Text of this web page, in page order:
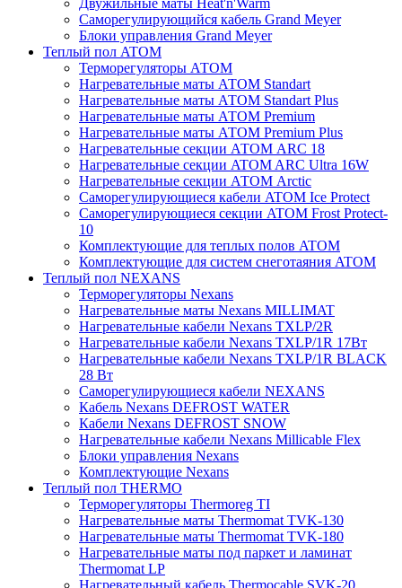
Двужильные маты Heat'n'Warm
Саморегулирующийся кабель Grand Meyer
Блоки управления Grand Meyer
Теплый пол ATOM
Терморегуляторы АТОМ
Нагревательные маты АТОМ Standart
Нагревательные маты АТОМ Standart Plus
Нагревательные маты АТОМ Premium
Нагревательные маты АТОМ Premium Plus
Нагревательные секции АТОМ ARC 18
Нагревательные секции ATOM ARC Ultra 16W
Нагревательные секции АТОМ Arctic
Саморегулирующиеся кабели ATOM Ice Protect
Саморегулирующиеся секции ATOM Frost Protect-
10
Комплектующие для теплых полов ATOM
Комплектующие для систем снеготаяния ATOM
Теплый пол NEXANS
Терморегуляторы Nexans
Нагревательные маты Nexans MILLIMAT
Нагревательные кабели Nexans TXLP/2R
Нагревательные кабели Nexans TXLP/1R 17Вт
Нагревательные кабели Nexans TXLP/1R BLACK
28 Вт
Саморегулирующиеся кабели NEXANS
Кабель Nexans DEFROST WATER
Кабели Nexans DEFROST SNOW
Нагревательные кабели Nexans Millicable Flex
Блоки управления Nexans
Комплектующие Nexans
Теплый пол THERMO
Терморегуляторы Thermoreg TI
Нагревательные маты Thermomat TVK-130
Нагревательные маты Thermomat TVK-180
Нагревательные маты под паркет и ламинат
Thermomat LP
Нагревательный кабель Thermocable SVK-20